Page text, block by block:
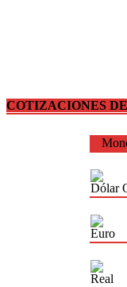
COTIZACIONES
Dólar
Euro
Real